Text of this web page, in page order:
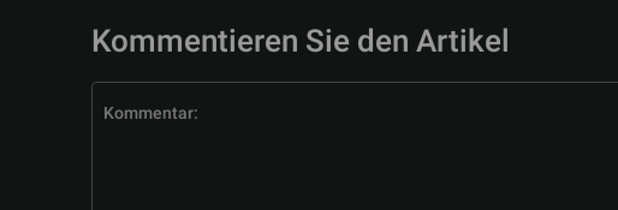
Kommentieren Sie den Artikel